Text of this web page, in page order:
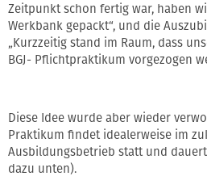
Zeitpunkt schon fertig war, haben
Werkbank gepackt“, und die
„Kurzzeitig stand im Raum, dass
BGJ- Pflichtpraktikum vorgezogen
Diese Idee wurde aber wieder
Praktikum findet idealerweise im
Ausbildungsbetrieb statt und
dazu unten).